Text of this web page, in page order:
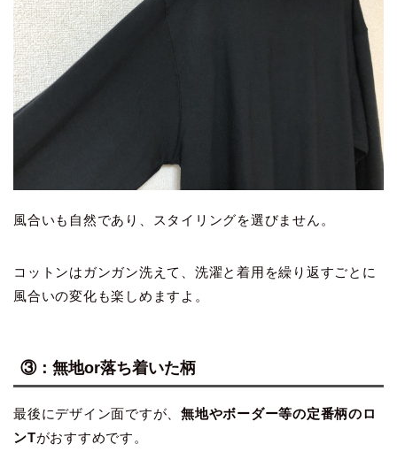
風合いも自然であり、スタイリングを選びません。
コットンはガンガン洗えて、洗濯と着用を繰り返すごとに
風合いの変化も楽しめますよ。
③：無地or落ち着いた柄
最後にデザイン面ですが、 無地やボーダー等の定番柄のロ
ンTがおすすめです。